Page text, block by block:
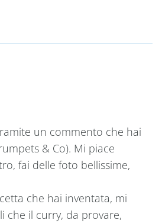
un commento che hai
& Co). Mi piace
fai delle foto bellissime,
che hai inventata, mi
che il curry, da provare,